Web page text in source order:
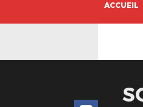
ACCUEIL